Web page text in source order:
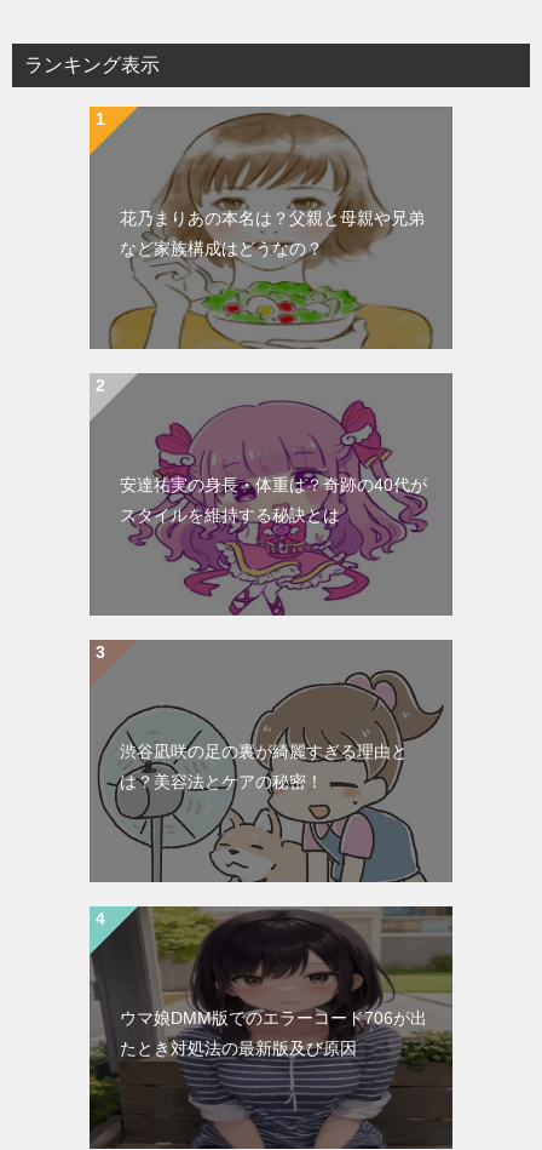
ランキング表示
花乃まりあの本名は？父親と母親や兄弟
など家族構成はどうなの？
安達祐実の身長・体重は？奇跡の40代が
スタイルを維持する秘訣とは
渋谷凪咲の足の裏が綺麗すぎる理由と
は？美容法とケアの秘密！
ウマ娘DMM版でのエラーコード706が出
たとき対処法の最新版及び原因